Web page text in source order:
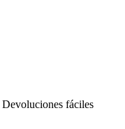
Devoluciones fáciles